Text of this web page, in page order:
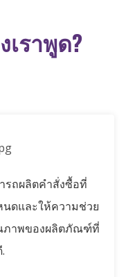
ราพูด?
รถผลิตคำสั่งซื้อที่
ดและให้ความช่วย
ภาพของผลิตภัณฑ์ที่